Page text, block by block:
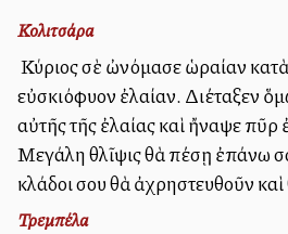
Κολιτσάρα
Ὁ Κύριος σὲ ὠνόμασε ὡραίαν
εὐσκιόφυλλον ἐλαίαν. Διέταξεν
αὐτῆς τῆς ἐλαίας καὶ ἤναψε πῦρ
Μεγάλη θλῖψις θὰ πέσῃ ἐπάνω
κλάδοι σου θὰ ἀχρηστευθοῦν
Τρεμπέλα